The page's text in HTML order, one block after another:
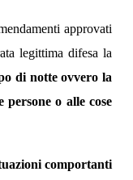
approvati
legittima difesa la
di notte ovvero la
o alle cose
comportanti